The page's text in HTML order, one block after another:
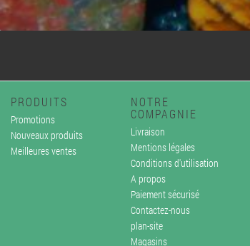
PRODUITS
Promotions
Nouveaux produits
Meilleures ventes
NOTRE
COMPAGNIE
Livraison
Mentions légales
Conditions d'utilisation
A propos
Paiement sécurisé
Contactez-nous
plan-site
Magasins